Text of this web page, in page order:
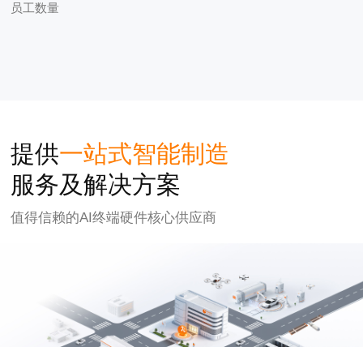
员工数量
提供一站式智能制造
服务及解决方案
值得信赖的AI终端硬件核心供应商